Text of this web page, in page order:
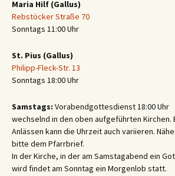
Maria Hilf (Gallus)
Rebstöcker Straße 70
Sonntags 11:00 Uhr
St. Pius (Gallus)
Philipp-Fleck-Str. 13
Sonntags 18:00 Uhr
Samstags: Vorabendgottesdienst 18:00 Uhr
wechselnd in den oben aufgeführten Kirchen.
Anlässen kann die Uhrzeit auch variieren.
bitte dem Pfarrbrief.
In der Kirche, in der am Samstagabend ein
wird findet am Sonntag ein Morgenlob statt.